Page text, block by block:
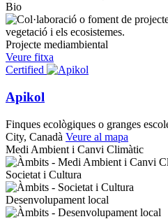
Bio
Projecte mediambiental
Veure fitxa
Certified
Apikol
Finques ecològiques o granges
City, Canadà Veure al mapa
Medi Ambient i Canvi Climàtic
Societat i Cultura
Desenvolupament local